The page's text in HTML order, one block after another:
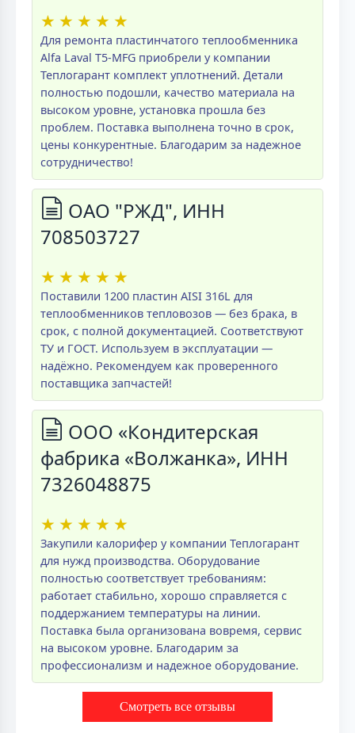
★ ★ ★ ★ ★
Для ремонта пластинчатого теплообменника
Alfa Laval T5-MFG приобрели у компании
Теплогарант комплект уплотнений. Детали
полностью подошли, качество материала на
высоком уровне, установка прошла без
проблем. Поставка выполнена точно в срок,
цены конкурентные. Благодарим за надежное
сотрудничество!
ОАО "РЖД", ИНН
708503727
★ ★ ★ ★ ★
Поставили 1200 пластин AISI 316L для
теплообменников тепловозов — без брака, в
срок, с полной документацией. Соответствуют
ТУ и ГОСТ. Используем в эксплуатации —
надёжно. Рекомендуем как проверенного
поставщика запчастей!
ООО «Кондитерская
фабрика «Волжанка», ИНН
7326048875
★ ★ ★ ★ ★
Закупили калорифер у компании Теплогарант
для нужд производства. Оборудование
полностью соответствует требованиям:
работает стабильно, хорошо справляется с
поддержанием температуры на линии.
Поставка была организована вовремя, сервис
на высоком уровне. Благодарим за
профессионализм и надежное оборудование.
Смотреть все отзывы